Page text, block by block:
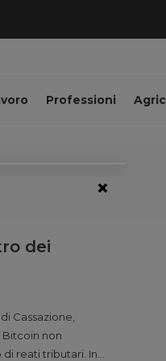
Professioni
dei
Cassazione,
Bitcoin non
reati tributari. In
×